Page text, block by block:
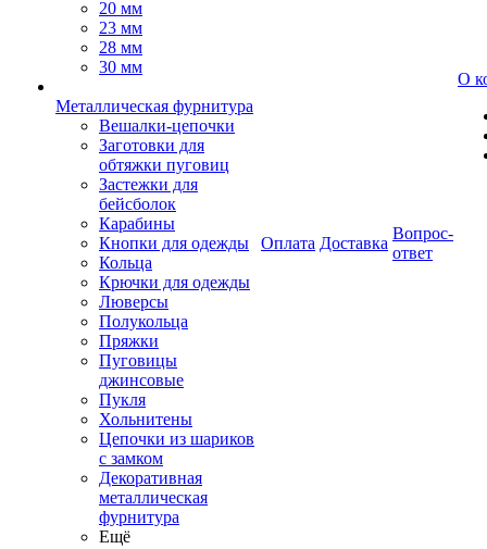
20 мм
23 мм
28 мм
30 мм
Металлическая фурнитура
Вешалки-цепочки
Заготовки для
обтяжки пуговиц
Застежки для
бейсболок
Карабины
Кнопки для одежды
Кольца
Крючки для одежды
Люверсы
Полукольца
Пряжки
Пуговицы
джинсовые
Пукля
Хольнитены
Цепочки из шариков
с замком
Декоративная
металлическая
фурнитура
Ещё
Оплата Доставка
Вопрос-
ответ
О